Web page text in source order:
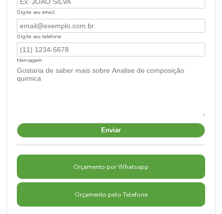
Digite seu email
Digite seu telefone
Mensagem
Orçamento por Whatsapp
Orçamento pelo Telefone